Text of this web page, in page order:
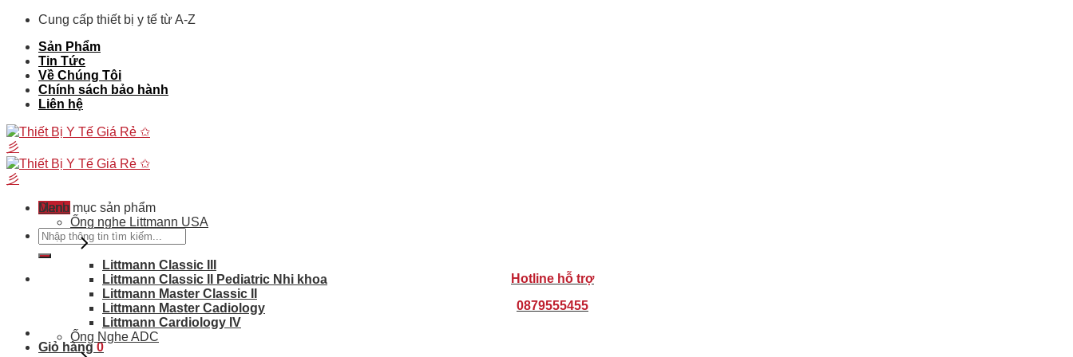
Skip
content
Cung cấp thiết bị y tế từ A-Z
Sản Phẩm
Tin Tức
Về Chúng Tôi
Chính sách bảo hành
Liên hệ
Menu
Tìm
kiếm:
Hotline hỗ trợ
0879555455
Giỏ hàng0
Danh mục sản phẩm
Ống nghe Littmann USA
Littmann Classic III
Littmann Classic II Pediatric Nhi khoa
Littmann Master Classic II
Littmann Master Cadiology
Littmann Cardiology IV
Ống Nghe ADC